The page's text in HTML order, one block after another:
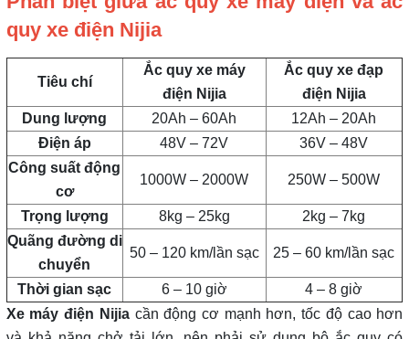
quy xe điện Nijia
Tiêu chí
Ắc quy xe máy
điện Nijia
Ắc quy xe đạp
điện Nijia
Dung lượng
20Ah – 60Ah
12Ah – 20Ah
Điện áp
48V – 72V
36V – 48V
Công suất động
cơ
1000W – 2000W 250W – 500W
Trọng lượng 8kg – 25kg
2kg – 7kg
Quãng đường di
chuyển
50 – 120 km/lần sạc 25 – 60 km/lần sạc
Thời gian sạc 6 – 10 giờ
4 – 8 giờ
Xe máy điện Nijia cần động cơ mạnh hơn, tốc độ cao hơn